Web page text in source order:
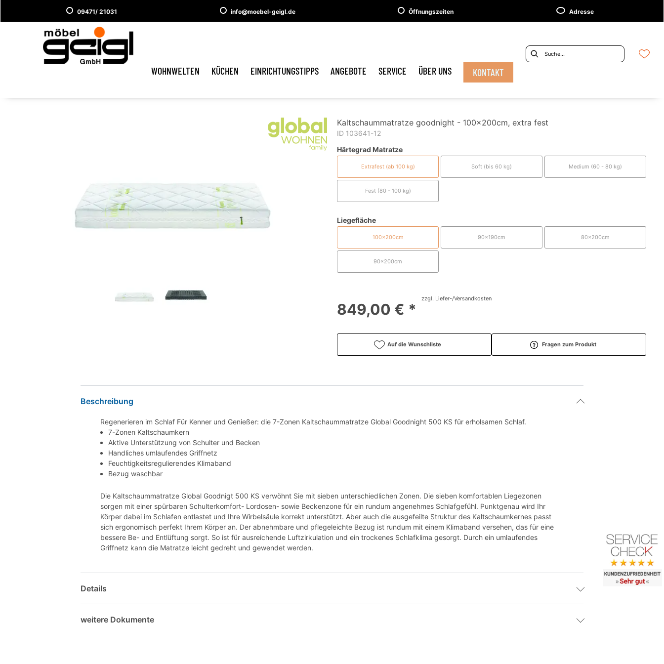
09471/ 21031 info@moebel-geigl.de Öffnungszeiten Adresse
WOHNWELTEN KÜCHEN EINRICHTUNGSTIPPS ANGEBOTE SERVICE ÜBER UNS KONTAKT
Kaltschaummatratze goodnight - 100x200cm, extra fest
ID 103641-12
Härtegrad Matratze
Extrafest (ab 100 kg) Soft (bis 60 kg) Medium (60 - 80 kg)
Fest (80 - 100 kg)
Liegefläche
100x200cm 90x190cm 80x200cm
90x200cm
849,00 € *
zzgl. Liefer-/Versandkosten
Auf die Wunschliste Fragen zum Produkt
Beschreibung
Regenerieren im Schlaf Für Kenner und Genießer: die 7-Zonen Kaltschaummatratze Global Goodnight 500 KS für erholsamen Schlaf.
7-Zonen Kaltschaumkern
Aktive Unterstützung von Schulter und Becken
Handliches umlaufendes Griffnetz
Feuchtigkeitsregulierendes Klimaband
Bezug waschbar
Die Kaltschaummatratze Global Goodnigt 500 KS verwöhnt Sie mit sieben unterschiedlichen Zonen. Die sieben komfortablen Liegezonen
sorgen mit einer spürbaren Schulterkomfort- Lordosen- sowie Beckenzone für ein rundum angenehmes Schlafgefühl. Punktgenau wird Ihr
Körper dabei im Schlafen entlastet und Ihre Wirbelsäule korrekt unterstützt. Aber auch die ausgefeilte Struktur des Kaltschaumkernes passt
sich ergonomisch perfekt Ihrem Körper an. Der abnehmbare und pflegeleichte Bezug ist rundum mit einem Klimaband versehen, das für eine
bessere Be- und Entlüftung sorgt. So ist für ausreichende Luftzirkulation und ein trockenes Schlafklima gesorgt. Durch ein umlaufendes
Griffnetz kann die Matratze leicht gedreht und gewendet werden.
Details
weitere Dokumente